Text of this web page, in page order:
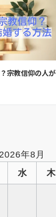
宗教信仰の人が
2026年8月
水 木